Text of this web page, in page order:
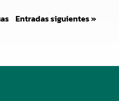
Entradas siguientes »